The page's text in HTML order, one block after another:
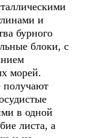
и
бурного
блоки, с
морей.
получают
в одной
листа, а